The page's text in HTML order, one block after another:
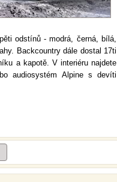
odstínů - modrá, černá, bílá,
Backcountry dále dostal 17ti
a kapotě. V interiéru najdete
audiosystém Alpine s devíti